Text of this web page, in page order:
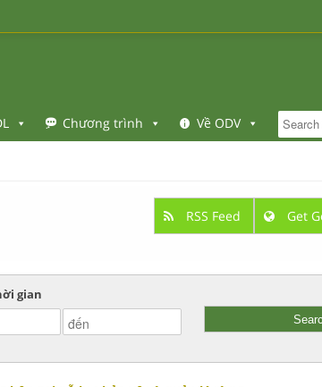
Chương trình Về ODV
RSS Feed Get
gian